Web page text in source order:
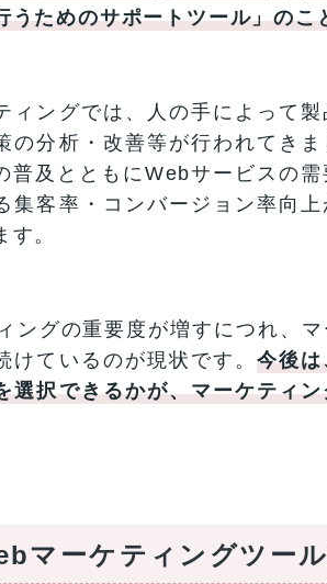
うためのサポートツール」のこ
ィングでは、人の手によって
の分析・改善等が行われてき
普及とともにWebサービスの
集客率・コンバージョン率向
。
ングの重要度が増すにつれ、
けているのが現状です。今後
選択できるかが、マーケティ
マーケティングツー